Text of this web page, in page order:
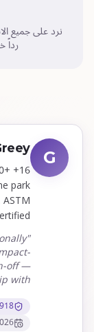
رداً خلال 2-4
G
park
off —
with."